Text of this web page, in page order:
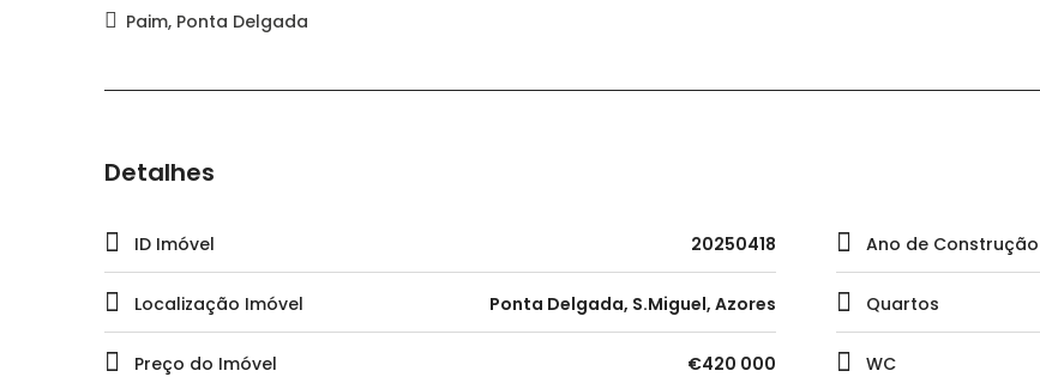
Paim, Ponta Delgada
Detalhes
ID Imóvel 20250418 Ano de Construção
Localização Imóvel Ponta Delgada, S.Miguel, Azores Quartos
Preço do Imóvel €420 000 WC